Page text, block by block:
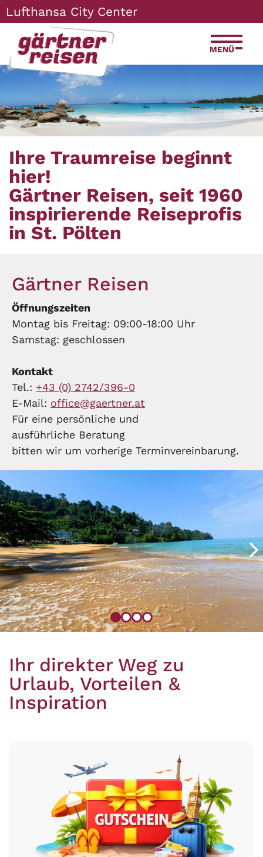
Seitenbereiche:
Zum
Inhalt
Zur
Hauptnavigation
Zur
Footernavigation
Lufthansa City Center
MENÜ
Ihre Traumreise beginnt
hier!
Gärtner Reisen, seit 1960
inspirierende Reiseprofis
in St. Pölten
Gärtner Reisen
Öffnungszeiten
Montag bis Freitag: 09:00-18:00 Uhr
Samstag: geschlossen
Kontakt
Tel.: +43 (0) 2742/396-0
E-Mail: office@gaertner.at
Für eine persönliche und
ausführliche Beratung
bitten wir um vorherige Terminvereinbarung.
Zum
1
springen
Zum
2
springen
Zum
3
springen
Zum
4
springen
Ihr direkter Weg zu
Urlaub, Vorteilen &
Inspiration